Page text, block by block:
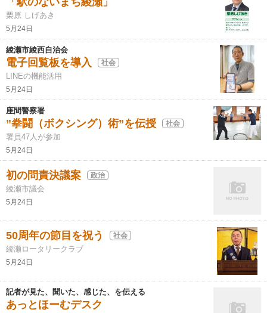
栗原 しげあき
5月24日
綾瀬市綾西自治会
電子回覧板を導入 社会
LINEの機能活用
5月24日
座間警察署
”拳闘（ボクシング）術”を伝授 社会
署員47人が参加
5月24日
初の問責決議案 政治
綾瀬市議会
5月24日
50周年の節目を祝う 社会
綾瀬ロータリークラブ
5月24日
記者が見た、聞いた、感じた、を伝える
あっとほーむデスク